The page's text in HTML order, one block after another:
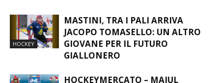
MASTINI, TRA I PALI ARRIVA
JACOPO TOMASELLO: UN ALTRO
GIOVANE PER IL FUTURO